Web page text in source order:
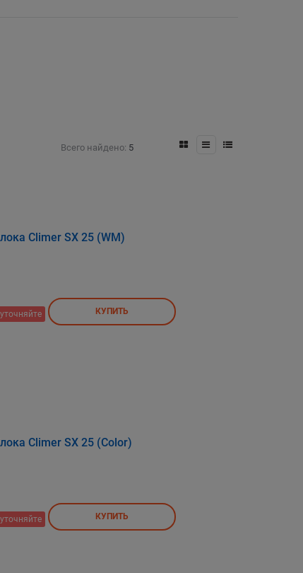
Всего найдено: 5
Climer SX 25 (WM)
КУПИТЬ
Climer SX 25 (Color)
КУПИТЬ